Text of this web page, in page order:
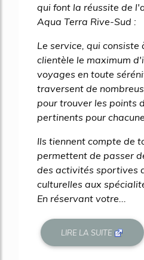
qui font la réussite de
Aqua Terra Rive-Sud :
Le service, qui
clientèle le maximum
voyages en toute
traversent de
pour trouver les points
pertinents pour
Ils tiennent compte de
permettent de passer
des activités sportives
culturelles aux
En réservant votre...
LIRE LA SUITE